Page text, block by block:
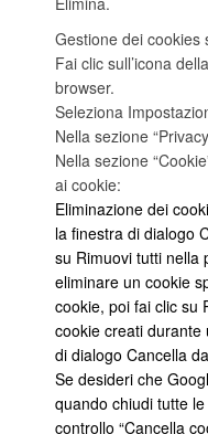
Gestione dei cookies
Fai clic sull’icona
browser.
Seleziona
Nella sezione
Nella sezione
ai cookie:
Eliminazione dei
la finestra di dialogo
su Rimuovi tutti nella
eliminare un cookie
cookie, poi fai clic su
cookie creati durante
di dialogo Cancella
Se desideri che
quando chiudi tutte
controllo “Cancella